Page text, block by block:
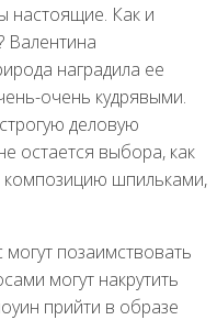
настоящие. Как и
Валентина
наградила ее
очень кудрявыми.
деловую
остается выбора, как
композицию шпильками,
позаимствовать
могут накрутить
прийти в образе